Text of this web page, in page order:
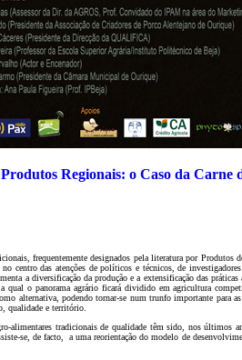
Regionais: o Caso da Carne
frequentemente designados pela literatura por
centro das atenções de políticos e técnicos, de
a diversificação da produção e a extensificação das
qual o panorama agrário ficará dividido em agricultura
alternativa, podendo tornar-se num trunfo importante para
qualidade e território.
alimentares tradicionais de qualidade têm sido, nos últimos
se, de facto,
a uma reorientação do modelo de